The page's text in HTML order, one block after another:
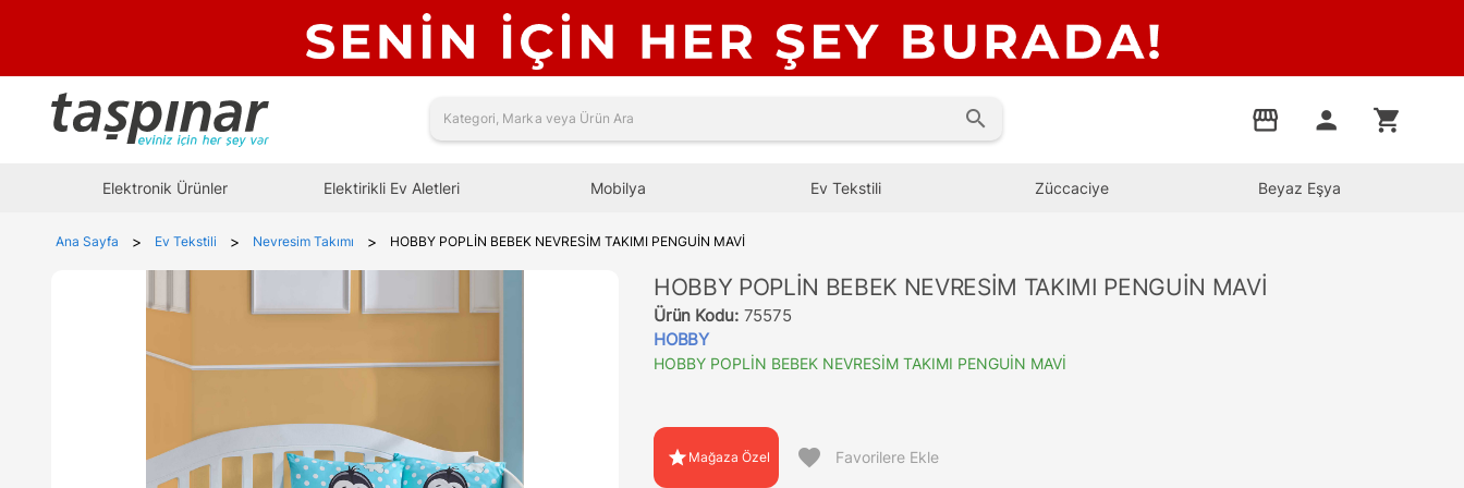
search storefront person shopping_cart
Elektronik Ürünler Elektirikli Ev Aletleri Mobilya Ev Tekstili Züccaciye Beyaz Eşya
Ana Sayfa > Ev Tekstili > Nevresim Takımı > HOBBY POPLİN BEBEK NEVRESİM TAKIMI PENGUİN MAVİ
HOBBY POPLİN BEBEK NEVRESİM TAKIMI PENGUİN MAVİ
Ürün Kodu: 75575
HOBBY
HOBBY POPLİN BEBEK NEVRESİM TAKIMI PENGUİN MAVİ
star Mağaza Özel favorite Favorilere Ekle